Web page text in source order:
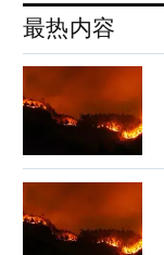
最热内容